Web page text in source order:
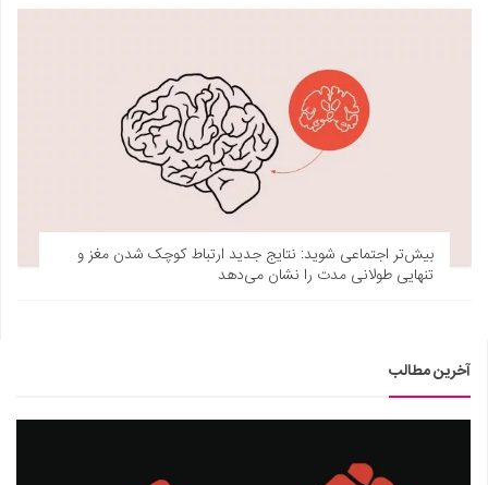
بیش‌تر اجتماعی شوید: نتایج جدید ارتباط کوچک شدن مغز و
تنهایی طولانی مدت را نشان می‌دهد
آخرین مطالب